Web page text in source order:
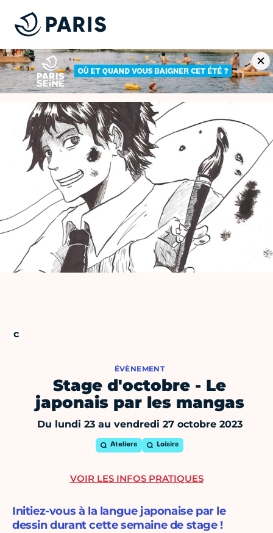
ÉVÈNEMENT
Stage d'octobre - Le
japonais par les mangas
Du lundi 23 au vendredi 27 octobre 2023
Ateliers Loisirs
Initiez-vous à la langue japonaise par le
dessin durant cette semaine de stage !
VOIR LES INFOS PRATIQUES